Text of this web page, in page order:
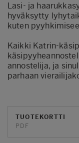
Lasi- ja
hyväksytty
kuten
Kaikki Katrin-
annostelija, ja
parhaan
TUOTEKORTTI
PDF